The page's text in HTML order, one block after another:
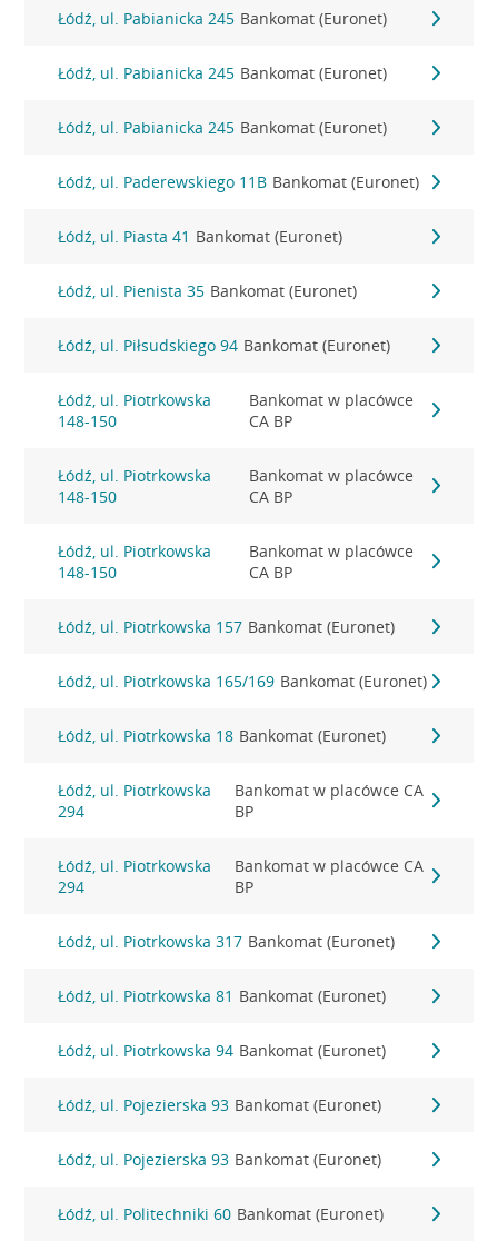
Łódź, ul. Pabianicka 245 Bankomat (Euronet)
Łódź, ul. Pabianicka 245 Bankomat (Euronet)
Łódź, ul. Pabianicka 245 Bankomat (Euronet)
Łódź, ul. Paderewskiego 11B Bankomat (Euronet)
Łódź, ul. Piasta 41 Bankomat (Euronet)
Łódź, ul. Pienista 35 Bankomat (Euronet)
Łódź, ul. Piłsudskiego 94 Bankomat (Euronet)
Łódź, ul. Piotrkowska
148-150
Bankomat w placówce
CA BP
Łódź, ul. Piotrkowska
148-150
Bankomat w placówce
CA BP
Łódź, ul. Piotrkowska
148-150
Bankomat w placówce
CA BP
Łódź, ul. Piotrkowska 157 Bankomat (Euronet)
Łódź, ul. Piotrkowska 165/169 Bankomat (Euronet)
Łódź, ul. Piotrkowska 18 Bankomat (Euronet)
Łódź, ul. Piotrkowska
294
Bankomat w placówce CA
BP
Łódź, ul. Piotrkowska
294
Bankomat w placówce CA
BP
Łódź, ul. Piotrkowska 317 Bankomat (Euronet)
Łódź, ul. Piotrkowska 81 Bankomat (Euronet)
Łódź, ul. Piotrkowska 94 Bankomat (Euronet)
Łódź, ul. Pojezierska 93 Bankomat (Euronet)
Łódź, ul. Pojezierska 93 Bankomat (Euronet)
Łódź, ul. Politechniki 60 Bankomat (Euronet)